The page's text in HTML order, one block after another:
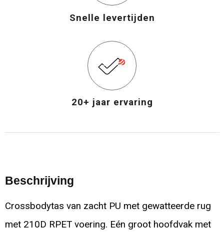
Snelle levertijden
20+ jaar ervaring
Beschrijving
Crossbodytas van zacht PU met gewatteerde rug
met 210D RPET voering. Eén groot hoofdvak met